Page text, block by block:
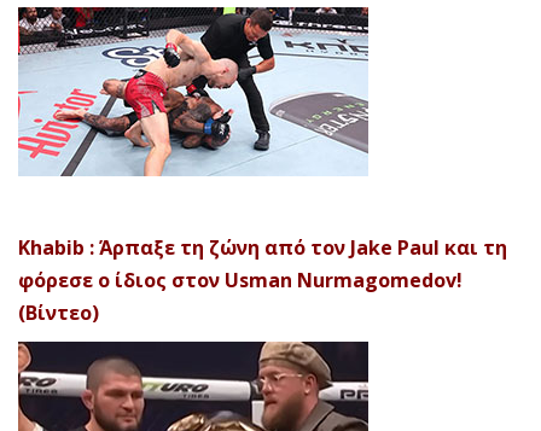
Khabib : Άρπαξε τη ζώνη από τον Jake Paul και τη
φόρεσε ο ίδιος στον Usman Nurmagomedov!
(Βίντεο)